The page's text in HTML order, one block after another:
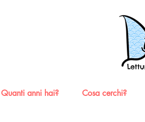
Quanti anni hai? Cosa cerchi?